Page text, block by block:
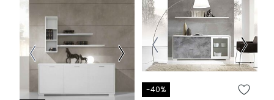
-40%